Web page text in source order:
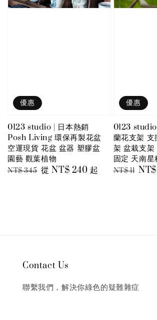
優惠
0123 studio | 日本熱銷
Posh Living 環保再製花盆
空運現貨 花盆 盆器 塑膠盆
園藝 觀葉植物
Regular
NT$ 345 Sale
從NT$ 240 起
優惠
0123
蘭花支架
架 盆栽支
固定 天南星
Regular
NT$ 11 Sale
Contact Us
聯繫我們，解決你綠色的疑難雜症